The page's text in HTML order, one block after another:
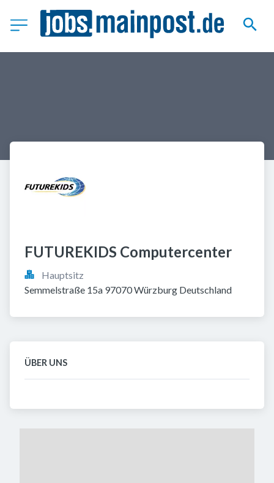
FUTUREKIDS Computercenter
Hauptsitz
Semmelstraße 15a 97070 Würzburg Deutschland
ÜBER UNS